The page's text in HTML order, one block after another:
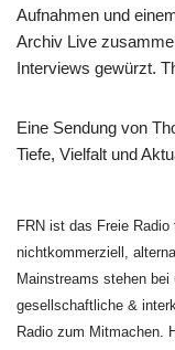
Aufnahmen und
Archiv Live
Interviews gewürzt.
Eine Sendung von
Tiefe, Vielfalt und
FRN ist das Freie
nichtkommerziell,
Mainstreams stehen bei
gesellschaftliche &
Radio zum Mitmachen.